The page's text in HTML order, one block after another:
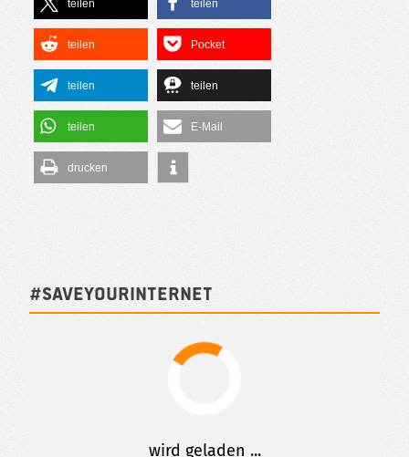
teilen teilen
teilen Pocket
teilen teilen
teilen E-Mail
drucken
#SAVEYOURINTERNET